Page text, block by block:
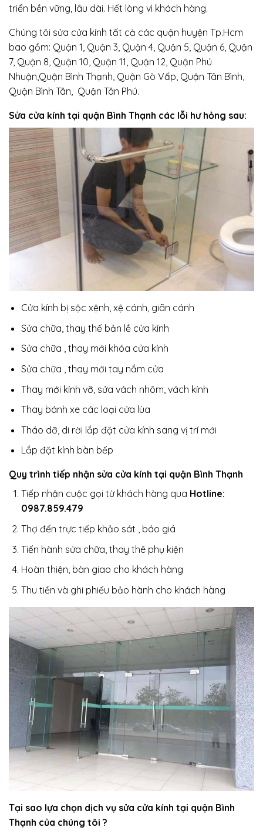
triển bền vững, lâu dài. Hết lòng vì khách hàng.
Chúng tôi sửa cửa kính tất cả các quận huyện Tp.Hcm
bao gồm: Quận 1, Quận 3, Quận 4, Quận 5, Quận 6, Quận
7, Quận 8, Quận 10, Quận 11, Quận 12, Quận Phú
Nhuận,Quận Bình Thạnh, Quận Gò Vấp, Quận Tân Bình,
Quận Bình Tân, Quận Tân Phú.
Sửa cửa kính tại quận Bình Thạnh các lỗi hư hỏng sau:
Cửa kính bị sộc xệnh, xệ cánh, giãn cánh
Sửa chữa, thay thế bản lề cửa kính
Sửa chữa , thay mới khóa cửa kính
Sửa chữa , thay mới tay nắm cửa
Thay mới kính vỡ, sửa vách nhôm, vách kính
Thay bánh xe các loại cửa lùa
Tháo dỡ, di rời lắp đặt cửa kính sang vị trí mới
Lắp đặt kính bàn bếp
Quy trình tiếp nhận sửa cửa kính tại quận Bình Thạnh
Tiếp nhận cuộc gọi từ khách hàng qua Hotline:
0987.859.479
Thợ đến trực tiếp khảo sát , báo giá
Tiến hành sửa chữa, thay thê phụ kiện
Hoàn thiện, bàn giao cho khách hàng
Thu tiền và ghi phiếu bảo hành cho khách hàng
Tại sao lựa chọn dịch vụ sửa cửa kính tại quận Bình
Thạnh của chúng tôi ?